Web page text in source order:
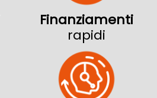
Finanziamenti
rapidi